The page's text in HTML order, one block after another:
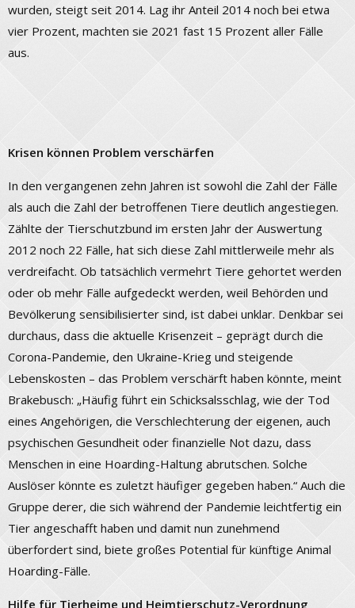
wurden, steigt seit 2014. Lag ihr Anteil 2014 noch bei etwa
vier Prozent, machten sie 2021 fast 15 Prozent aller Fälle
aus.
Krisen können Problem verschärfen
In den vergangenen zehn Jahren ist sowohl die Zahl der Fälle
als auch die Zahl der betroffenen Tiere deutlich angestiegen.
Zählte der Tierschutzbund im ersten Jahr der Auswertung
2012 noch 22 Fälle, hat sich diese Zahl mittlerweile mehr als
verdreifacht. Ob tatsächlich vermehrt Tiere gehortet werden
oder ob mehr Fälle aufgedeckt werden, weil Behörden und
Bevölkerung sensibilisierter sind, ist dabei unklar. Denkbar sei
durchaus, dass die aktuelle Krisenzeit – geprägt durch die
Corona-Pandemie, den Ukraine-Krieg und steigende
Lebenskosten – das Problem verschärft haben könnte, meint
Brakebusch: „Häufig führt ein Schicksalsschlag, wie der Tod
eines Angehörigen, die Verschlechterung der eigenen, auch
psychischen Gesundheit oder finanzielle Not dazu, dass
Menschen in eine Hoarding-Haltung abrutschen. Solche
Auslöser könnte es zuletzt häufiger gegeben haben.“ Auch die
Gruppe derer, die sich während der Pandemie leichtfertig ein
Tier angeschafft haben und damit nun zunehmend
überfordert sind, biete großes Potential für künftige Animal
Hoarding-Fälle.
Hilfe für Tierheime und Heimtierschutz-Verordnung